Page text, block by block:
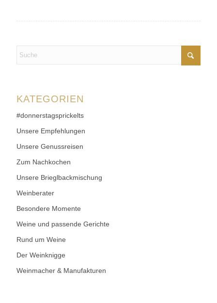
KATEGORIEN
#donnerstagsprickelts
Unsere Empfehlungen
Unsere Genussreisen
Zum Nachkochen
Unsere Brieglbackmischung
Weinberater
Besondere Momente
Weine und passende Gerichte
Rund um Weine
Der Weinknigge
Weinmacher & Manufakturen